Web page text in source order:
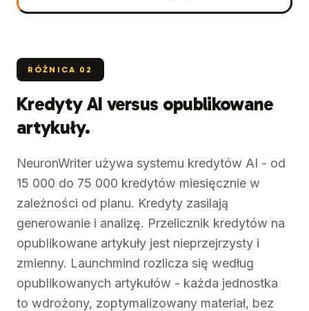
RÓŻNICA 02
Kredyty AI versus opublikowane
artykuły.
NeuronWriter używa systemu kredytów AI - od
15 000 do 75 000 kredytów miesięcznie w
zależności od planu. Kredyty zasilają
generowanie i analizę. Przelicznik kredytów na
opublikowane artykuły jest nieprzejrzysty i
zmienny. Launchmind rozlicza się według
opublikowanych artykułów - każda jednostka
to wdrożony, zoptymalizowany materiał, bez